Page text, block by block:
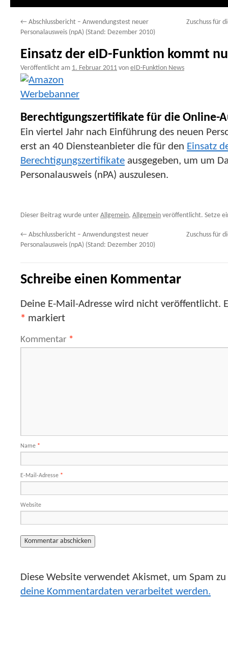
← Abschlussbericht – Anwendungstest neuer
Personalausweis (npA) (Stand: Dezember 2010)
Zuschuss für
Einsatz der eID-Funktion kommt
Veröffentlicht am 1. Februar 2011 von eID-Funktion News
Berechtigungszertifikate für die Online-
Ein viertel Jahr nach Einführung des neuen
erst an 40 Diensteanbieter die für den Einsatz
Berechtigungszertifikate ausgegeben, um um
Personalausweis (nPA) auszulesen.
Dieser Beitrag wurde unter Allgemein, Allgemein veröffentlicht. Setze
← Abschlussbericht – Anwendungstest neuer
Personalausweis (npA) (Stand: Dezember 2010)
Zuschuss für
Schreibe einen Kommentar
Deine E-Mail-Adresse wird nicht veröffentlicht.
* markiert
Kommentar *
Name *
E-Mail-Adresse *
Website
Diese Website verwendet Akismet, um Spam
deine Kommentardaten verarbeitet werden.